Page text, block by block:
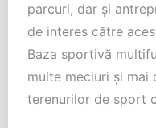
parcuri, dar și
de interes către
Baza sportivă
multe meciuri și mai
terenurilor de sport